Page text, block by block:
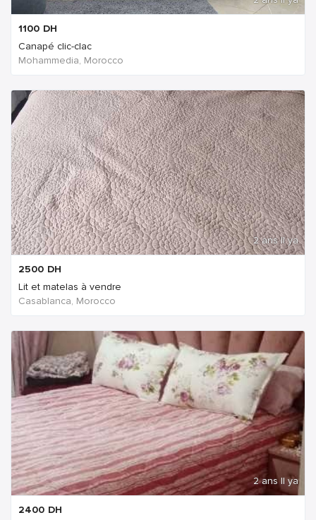
1100 DH
Canapé clic-clac
Mohammedia, Morocco
2 ans Il ya
2500 DH
Lit et matelas à vendre
Casablanca, Morocco
2 ans Il ya
2400 DH